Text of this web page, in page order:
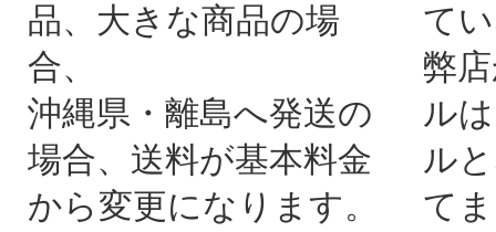
品、大きな商品の場
合、
沖縄県・離島へ発送の
場合、送料が基本料金
から変更になります。
て
弊
ル
ル
て